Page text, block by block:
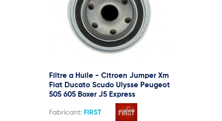
Filtre a Huile - Citroen Jumper Xm
Fiat Ducato Scudo Ulysse Peugeot
505 605 Boxer J5 Express
Fabricant: FIRST